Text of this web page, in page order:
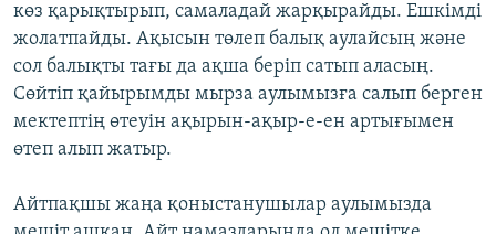
көз қарықтырып, самаладай жарқырайды. Ешкімді
жолатпайды. Ақысын төлеп балық аулайсың және
сол балықты тағы да ақша беріп сатып аласың.
Сөйтіп қайырымды мырза аулымызға салып берген
мектептің өтеуін ақырын-ақыр-е-ен артығымен
өтеп алып жатыр.
Айтпақшы жаңа қоныстанушылар аулымызда